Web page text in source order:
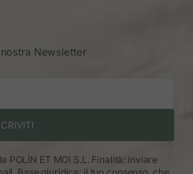
nostra Newsletter
POLÍN ET MOI S.L. Finalità: inviare